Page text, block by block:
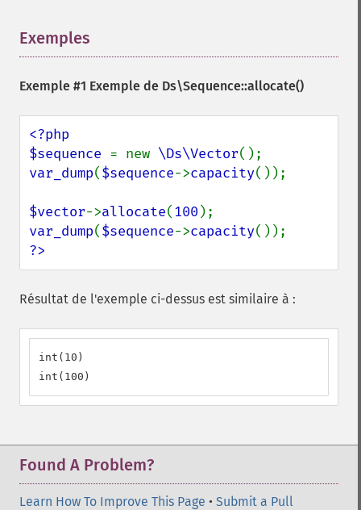
Exemples
Exemple #1 Exemple de Ds\Sequence::allocate()
<?php
$sequence = new \Ds\Vector
var_dump($sequence->capacity());
$vector->allocate(100
var_dump($sequence->capacity
?>
Résultat de l'exemple ci-dessus est similaire à :
int(10)
int(100)
Found A Problem?
Learn How To Improve This Page • Submit a Pull